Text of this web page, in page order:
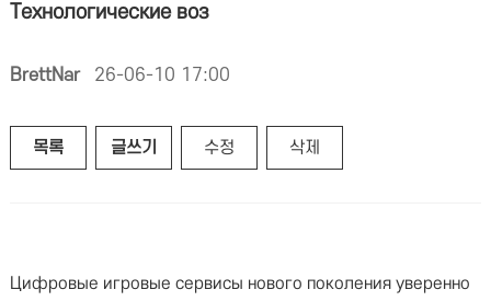
Технологические воз
BrettNar 26-06-10 17:00
목록 글쓰기 수정 삭제
Цифровые игровые сервисы нового поколения уверенно